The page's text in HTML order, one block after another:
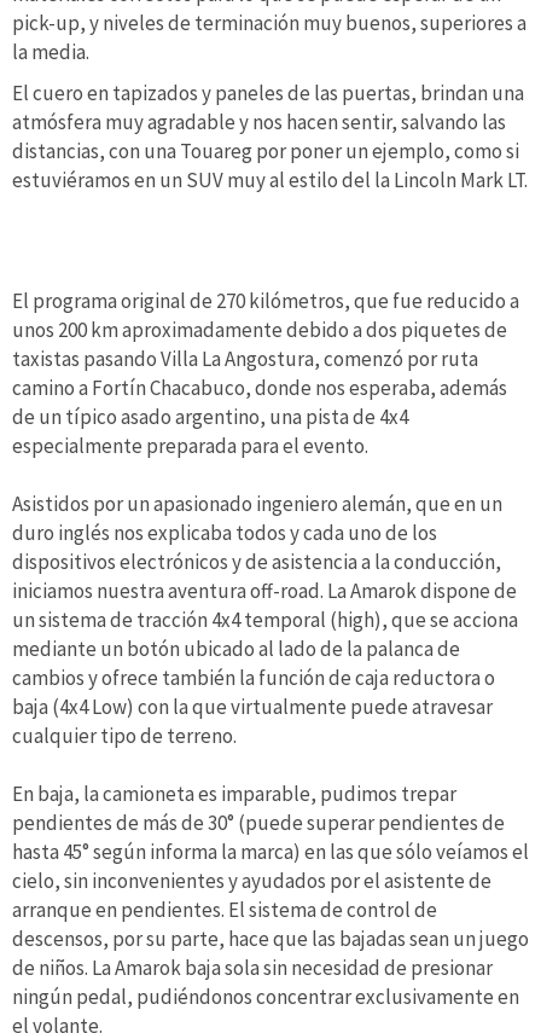
pick-up, y niveles de terminación muy buenos, superiores a
la media.
El cuero en tapizados y paneles de las puertas, brindan una
atmósfera muy agradable y nos hacen sentir, salvando las
distancias, con una Touareg por poner un ejemplo, como si
estuviéramos en un SUV muy al estilo del la Lincoln Mark LT.
El programa original de 270 kilómetros, que fue reducido a
unos 200 km aproximadamente debido a dos piquetes de
taxistas pasando Villa La Angostura, comenzó por ruta
camino a Fortín Chacabuco, donde nos esperaba, además
de un típico asado argentino, una pista de 4x4
especialmente preparada para el evento.
Asistidos por un apasionado ingeniero alemán, que en un
duro inglés nos explicaba todos y cada uno de los
dispositivos electrónicos y de asistencia a la conducción,
iniciamos nuestra aventura off-road. La Amarok dispone de
un sistema de tracción 4x4 temporal (high), que se acciona
mediante un botón ubicado al lado de la palanca de
cambios y ofrece también la función de caja reductora o
baja (4x4 Low) con la que virtualmente puede atravesar
cualquier tipo de terreno.
En baja, la camioneta es imparable, pudimos trepar
pendientes de más de 30° (puede superar pendientes de
hasta 45° según informa la marca) en las que sólo veíamos el
cielo, sin inconvenientes y ayudados por el asistente de
arranque en pendientes. El sistema de control de
descensos, por su parte, hace que las bajadas sean un juego
de niños. La Amarok baja sola sin necesidad de presionar
ningún pedal, pudiéndonos concentrar exclusivamente en
el volante.